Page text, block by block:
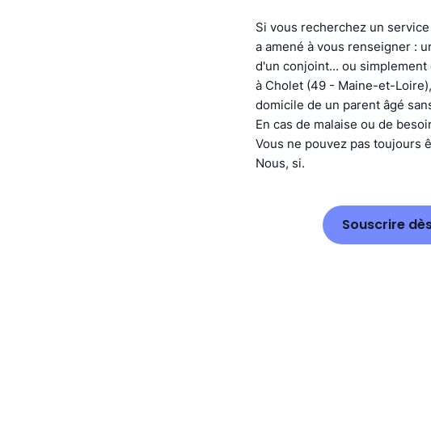
Si vous recherchez un
a amené à vous renseigner :
d'un conjoint... ou
à Cholet (49 - Maine-et-
domicile de un parent âgé
En cas de malaise ou de
Vous ne pouvez pas toujours
Nous, si.
Souscrire